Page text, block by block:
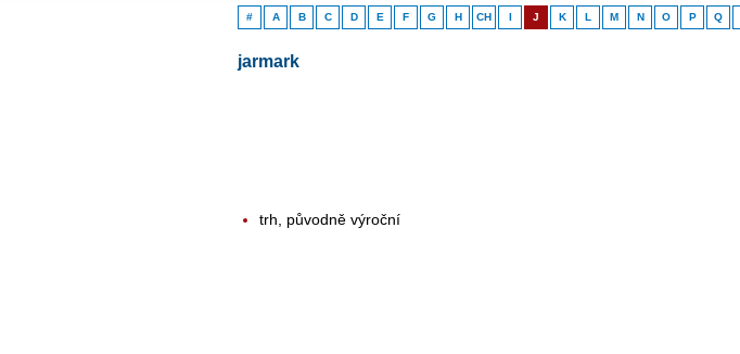
# A B C D E F G H CH I J K L M N O P Q
jarmark
trh, původně výroční